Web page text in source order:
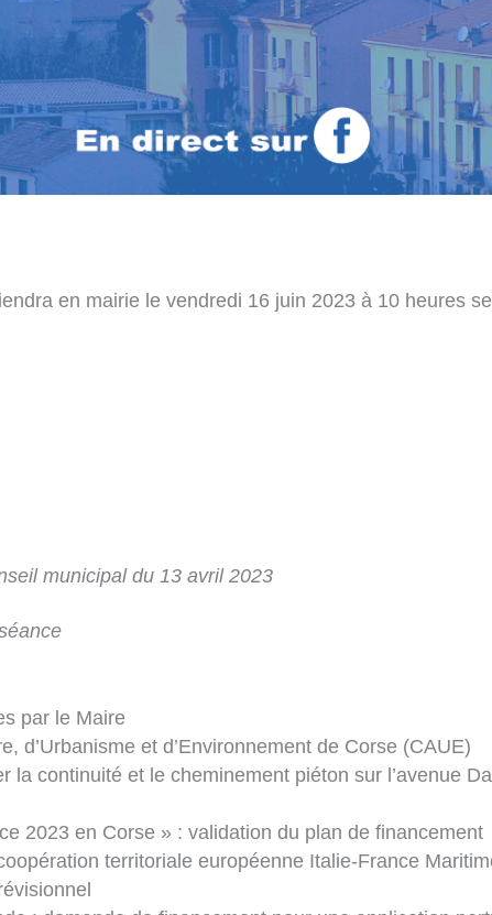
en mairie le vendredi 16 juin 2023 à 10 heures
municipal du 13 avril 2023
par le Maire
d’Urbanisme et d’Environnement de Corse (CAUE)
la continuité et le cheminement piéton sur l’avenue
2023 en Corse » : validation du plan de financement
territoriale européenne Italie-France